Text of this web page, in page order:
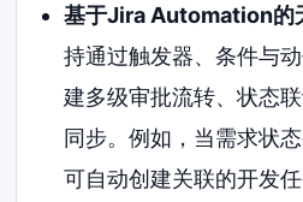
基于Jira Automation的
持通过触发器、条件与
建多级审批流转、状态
同步。例如，当需求状态
可自动创建关联的开发